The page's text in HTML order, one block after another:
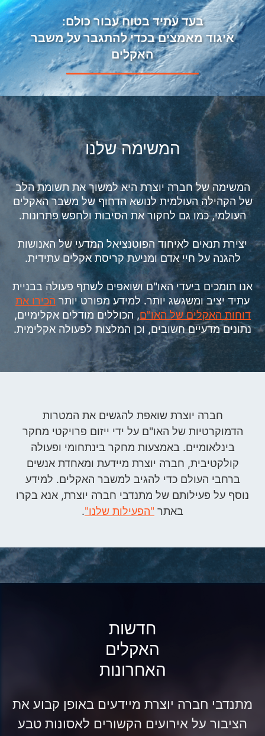
בעד עתיד בטוח עבור כולם:
איגוד מאמצים בכדי להתגבר על משבר
האקלים
המשימה שלנו
המשימה של חברה יוצרת היא למשוך את תשומת הלב
של הקהילה העולמית לנושא הדחוף של משבר האקלים
העולמי, כמו גם לחקור את הסיבות ולחפש פתרונות.
יצירת תנאים לאיחוד הפוטנציאל המדעי של האנושות
להגנה על חיי אדם ומניעת קריסת אקלים עתידית.
אנו תומכים ביעדי האו"ם ושואפים לשתף פעולה בבניית
עתיד יציב ומשגשג יותר. למידע מפורט יותר הכירו את
דוחות האקלים של האו"ם, הכוללים מודלים אקלימיים,
נתונים מדעיים חשובים, וכן המלצות לפעולה אקלימית.
חברה יוצרת שואפת להגשים את המטרות
הדמוקרטיות של האו"ם על ידי ייזום פרויקטי מחקר
בינלאומיים. באמצעות מחקר בינתחומי ופעולה
קולקטיבית, חברה יוצרת מיידעת ומאחדת אנשים
ברחבי העולם כדי להגיב למשבר האקלים. למידע
נוסף על פעילותם של מתנדבי חברה יוצרת, אנא בקרו
באתר "הפעילות שלנו".
חדשות
האקלים
האחרונות
מתנדבי חברה יוצרת מיידעים באופן קבוע את
הציבור על אירועים הקשורים לאסונות טבע